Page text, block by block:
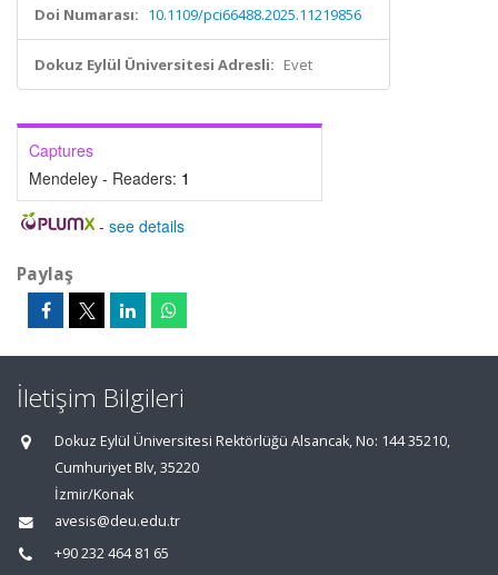
Doi Numarası: 10.1109/pci66488.2025.11219856
Dokuz Eylül Üniversitesi Adresli: Evet
Captures
Mendeley - Readers: 1
- see details
Paylaş
İletişim Bilgileri
Dokuz Eylül Üniversitesi Rektörlüğü Alsancak, No: 144 35210,
Cumhuriyet Blv, 35220
İzmir/Konak
avesis@deu.edu.tr
+90 232 464 81 65